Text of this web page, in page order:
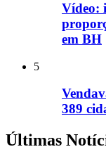
Vídeo:
em BH
5
389
Últimas